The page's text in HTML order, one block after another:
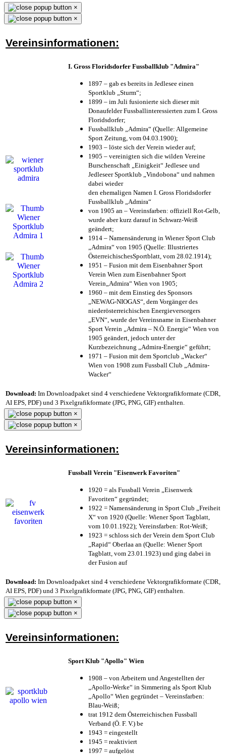
×
×
Vereinsinformationen:
I. Gross Floridsdorfer Fussballklub "Admira"
1897 – gab es bereits in Jedlesee einen
Sportklub „Sturm“;
1899 – im Juli fusionierte sich dieser mit
Donaufelder Fussballinteressierten zum I. Gross
Floridsdorfer;
Fussballklub „Admira“ (Quelle: Allgemeine
Sport Zeitung, vom 04.03.1900);
1903 – löste sich der Verein wieder auf;
1905 – vereinigten sich die wilden Vereine
Burschenschaft „Einigkeit“ Jedlesee und
Jedleseer Sportklub „Vindobona“ und nahmen
dabei wieder
den ehemaligen Namen I. Gross Floridsdorfer
Fussballklub „Admira“
von 1905 an – Vereinsfarben: offiziell Rot-Gelb,
wurde aber kurz darauf in Schwarz-Weiß
geändert;
1914 – Namensänderung in Wiener Sport Club
„Admira“ von 1905 (Quelle: Illustriertes
ÖsterreichischesSportblatt, vom 28.02.1914);
1951 – Fusion mit dem Eisenbahner Sport
Verein Wien zum Eisenbahner Sport
Verein„Admira“ Wien von 1905;
1960 – mit dem Einstieg des Sponsors
„NEWAG-NIOGAS“, dem Vorgänger des
niederösterreichischen Energieversorgers
„EVN“, wurde der Vereinsname in Eisenbahner
Sport Verein „Admira – N.Ö. Energie“ Wien von
1905 geändert, jedoch unter der
Kurzbezeichnung „Admira-Energie“ geführt;
1971 – Fusion mit dem Sportclub „Wacker“
Wien von 1908 zum Fussball Club „Admira-
Wacker“
Download: Im Downloadpaket sind 4 verschiedene Vektorgrafikformate (CDR,
AI EPS, PDF) und 3 Pixelgrafikformate (JPG, PNG, GIF) enthalten.
×
×
Vereinsinformationen:
Fussball Verein "Eisenwerk Favoriten"
1920 = als Fussball Verein „Eisenwerk
Favoriten“ gegründet;
1922 = Namensänderung in Sport Club „Freiheit
X“ von 1920 (Quelle: Wiener Sport Tagblatt,
vom 10.01.1922); Vereinsfarben: Rot-Weiß;
1923 = schloss sich der Verein dem Sport Club
„Rapid“ Oberlaa an (Quelle: Wiener Sport
Tagblatt, vom 23.01.1923) und ging dabei in
der Fusion auf
Download: Im Downloadpaket sind 4 verschiedene Vektorgrafikformate (CDR,
AI EPS, PDF) und 3 Pixelgrafikformate (JPG, PNG, GIF) enthalten.
×
×
Vereinsinformationen:
Sport Klub "Apollo" Wien
1908 – von Arbeitern und Angestellten der
„Apollo-Werke“ in Simmering als Sport Klub
„Apollo“ Wien gegründet – Vereinsfarben:
Blau-Weiß;
trat 1912 dem Österreichischen Fussball
Verband (Ö. F. V.) be
1943 = eingestellt
1945 = reaktiviert
1997 = aufgelöst